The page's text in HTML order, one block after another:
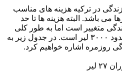
در ترکیه هزینه های مناسب
می باشد. البته هزینه ها تا حد
متغییر است اما به طور کلی
هزینه زندگی در ترکیه ماهانه حدود ۳۰۰۰ لیر است. در جدول زیر به
روزمره اشاره خواهیم کرد.
۲۷ لیر